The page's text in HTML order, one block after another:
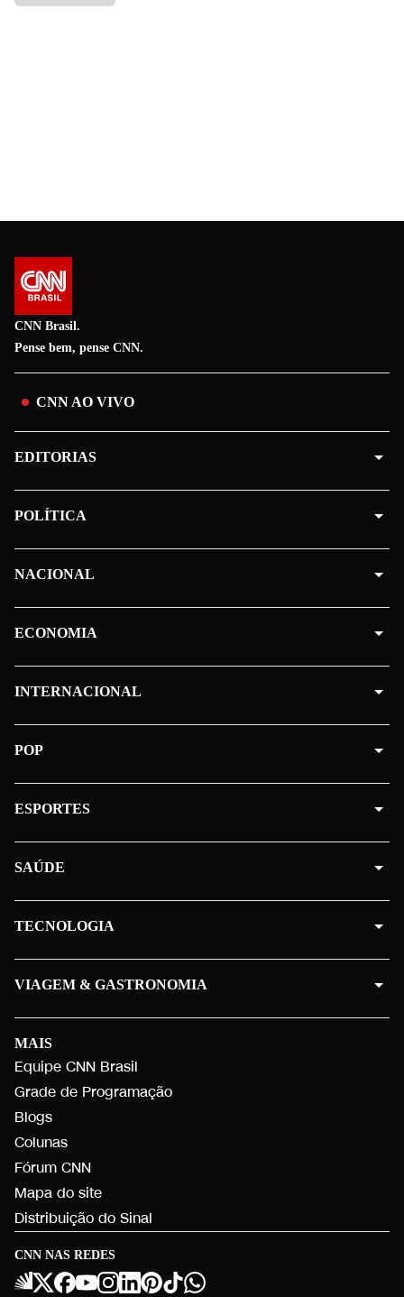
CNN Brasil.
Pense bem, pense CNN.
CNN AO VIVO
CNN NAS REDES
MAIS
Equipe CNN Brasil
Grade de Programação
Blogs
Colunas
Fórum CNN
Mapa do site
Distribuição do Sinal
EDITORIAS
POLÍTICA
NACIONAL
ECONOMIA
INTERNACIONAL
POP
ESPORTES
SAÚDE
TECNOLOGIA
VIAGEM & GASTRONOMIA